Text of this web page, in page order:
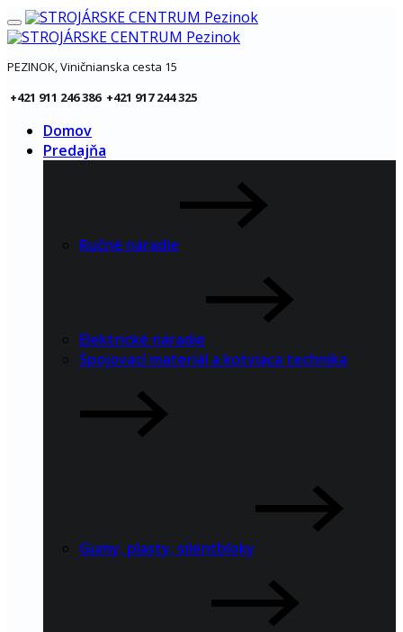
PEZINOK, Viničnianska cesta 15
+421 911 246 386 +421 917 244 325
Domov
Predajňa
Ručné náradie
Elektrické náradie
Spojovací materiál a kotviaca technika
Gumy, plasty, silentbloky